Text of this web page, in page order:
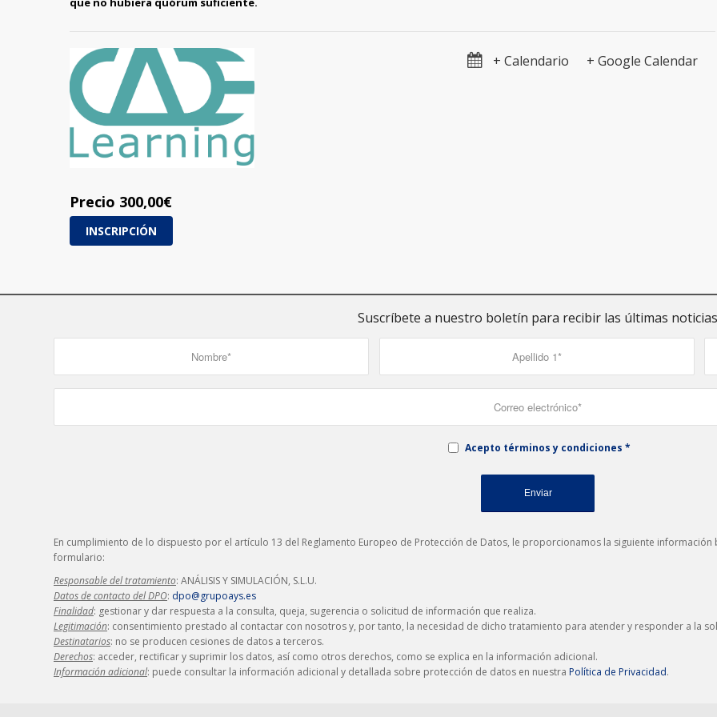
Precio 300,00€
INSCRIPCIÓN
+ Calendario + Google Calendar
Suscríbete a nuestro boletín para recibir las últimas noticias
Acepto términos y condiciones *
En cumplimiento de lo dispuesto por el artículo 13 del Reglamento Europeo de Protección de Datos, le proporcionamos la siguiente
formulario:
Responsable del tratamiento: ANÁLISIS Y SIMULACIÓN, S.L.U.
Datos de contacto del DPO: dpo@grupoays.es
Finalidad: gestionar y dar respuesta a la consulta, queja, sugerencia o solicitud de información que realiza.
Legitimación: consentimiento prestado al contactar con nosotros y, por tanto, la necesidad de dicho tratamiento para atender y responder a la
Destinatarios: no se producen cesiones de datos a terceros.
Derechos: acceder, rectificar y suprimir los datos, así como otros derechos, como se explica en la información adicional.
Información adicional: puede consultar la información adicional y detallada sobre protección de datos en nuestra Política de Privacidad.